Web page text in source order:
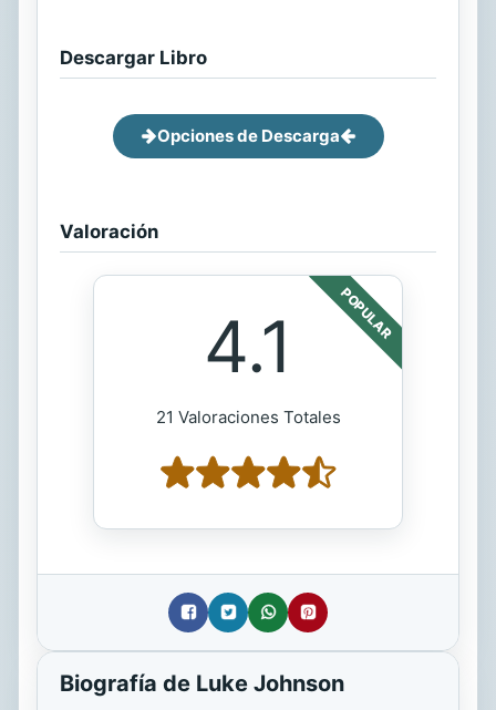
Descargar Libro
Opciones de Descarga
Valoración
POPULAR
4.1
21 Valoraciones Totales
Biografía de Luke Johnson